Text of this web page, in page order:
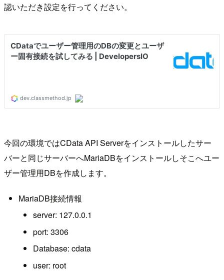
認いただき設定を行ってください。
今回の環境ではCData API Serverをインストールしたサー
バーと同じサーバーへMariaDBをインストールしそこへユー
ザー管理用DBを作成します。
MariaDB接続情報
server: 127.0.0.1
port: 3306
Database: cdata
user: root